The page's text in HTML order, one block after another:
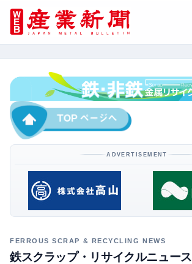
ADVERTISEMENT
鉄スクラップ・リサイクルニュース